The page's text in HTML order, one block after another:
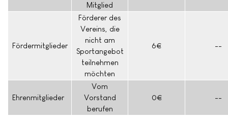
Mitglied
Fördermitglieder
Förderer des
Vereins, die
nicht am
Sportangebot
teilnehmen
möchten
6€ --
Ehrenmitglieder
Vom
Vorstand
berufen
0€ --